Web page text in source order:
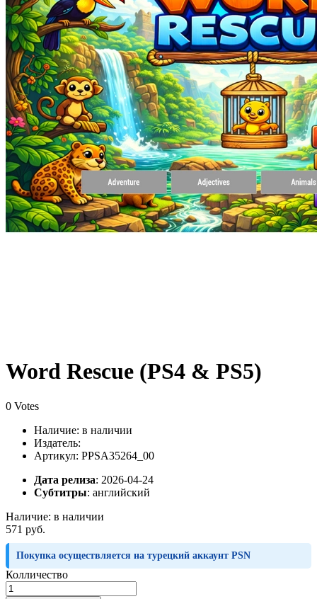
Word Rescue (PS4 & PS5)
0 Votes
Наличие: в наличии
Издатель:
Артикул: PPSA35264_00
Дата релиза: 2026-04-24
Субтитры: английский
Наличие: в наличии
571 руб.
Покупка осуществляется на турецкий аккаунт PSN
Колличество